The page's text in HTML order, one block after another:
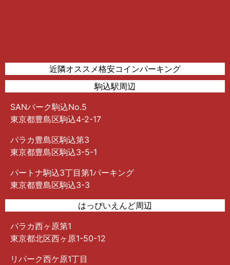
近隣オススメ格安コインパーキング
駒込駅周辺
SANパーク駒込No.5
東京都豊島区駒込4-2-17
パラカ豊島区駒込第3
東京都豊島区駒込3-5-1
パートナ駒込3丁目第1パーキング
東京都豊島区駒込3-3
はっぴいえんど周辺
パラカ西ヶ原第1
東京都北区西ヶ原1-50-12
リパーク西ケ原1丁目